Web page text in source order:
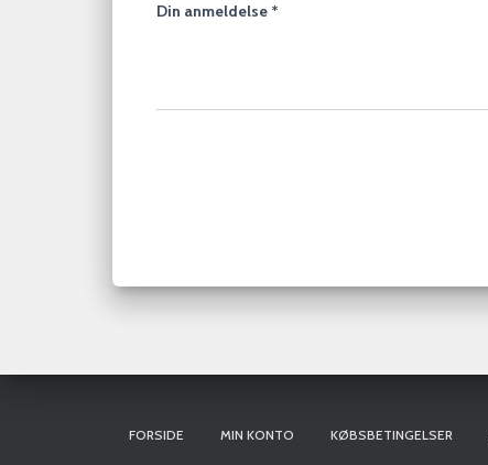
Din anmeldelse *
FORSIDE MIN KONTO KØBSBETINGELSER